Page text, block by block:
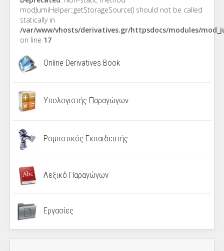
modJumiHelper::getStorageSource() should not be called
statically in
/var/www/vhosts/derivatives.gr/httpsdocs/modules/
on line 17
Online Derivatives Book
Υπολογιστής Παραγώγων
Ρομποτικός Εκπαιδευτής
Λεξικό Παραγώγων
Εργασίες